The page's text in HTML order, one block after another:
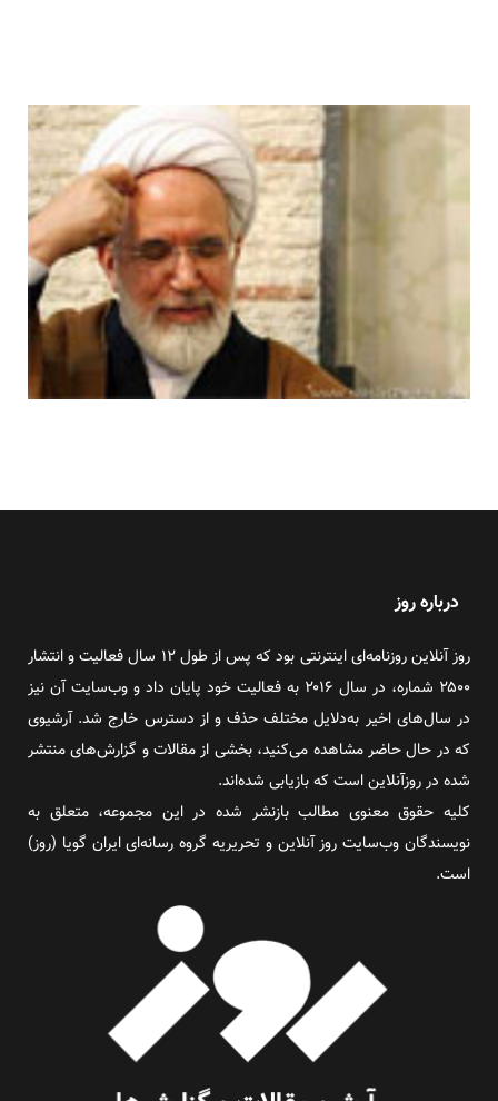
درباره روز
روز آنلاین روزنامه‌ای اینترنتی بود که پس از طول ۱۲ سال فعالیت و انتشار
۲۵۰۰ شماره، در سال ۲۰۱۶ به فعالیت خود پایان داد و وب‌سایت آن نیز
در سال‌های اخیر به‌دلایل مختلف حذف و از دسترس خارج شد. آرشیوی
که در حال حاضر مشاهده می‌کنید، بخشی از مقالات و گزارش‌های منتشر
شده در روزآنلاین است که بازیابی شده‌اند.
کلیه حقوق معنوی مطالب بازنشر شده در این مجموعه، متعلق به
نویسندگان وب‌سایت روز آنلاین و تحریریه گروه رسانه‌ای ایران گویا (روز)
است.